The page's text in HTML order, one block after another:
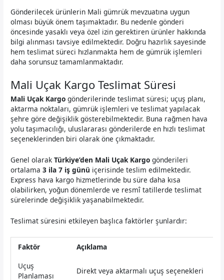
Gönderilecek ürünlerin Mali gümrük mevzuatına uygun
olması büyük önem taşımaktadır. Bu nedenle gönderi
öncesinde yasaklı veya özel izin gerektiren ürünler hakkında
bilgi alınması tavsiye edilmektedir. Doğru hazırlık sayesinde
hem teslimat süreci hızlanmakta hem de gümrük işlemleri
daha sorunsuz tamamlanmaktadır.
Mali Uçak Kargo Teslimat Süresi
Mali Uçak Kargo gönderilerinde teslimat süresi; uçuş planı,
aktarma noktaları, gümrük işlemleri ve teslimat yapılacak
şehre göre değişiklik gösterebilmektedir. Buna rağmen hava
yolu taşımacılığı, uluslararası gönderilerde en hızlı teslimat
seçeneklerinden biri olarak öne çıkmaktadır.
Genel olarakTürkiye’den Mali Uçak Kargo gönderileri
ortalama3 ila 7 iş günü içerisinde teslim edilmektedir.
Express hava kargo hizmetlerinde bu süre daha kısa
olabilirken, yoğun dönemlerde ve resmî tatillerde teslimat
sürelerinde değişiklik yaşanabilmektedir.
Teslimat süresini etkileyen başlıca faktörler şunlardır:
Faktör
Açıklama
Uçuş
Planlaması
Direkt veya aktarmalı uçuş seçenekleri